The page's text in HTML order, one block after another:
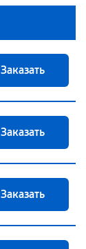
Заказать
Заказать
Заказать